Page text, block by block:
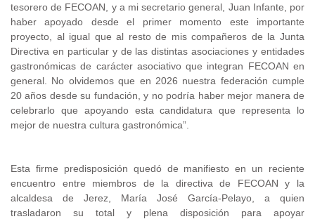
tesorero de FECOAN, y a mi secretario general, Juan Infante, por
haber apoyado desde el primer momento este importante
proyecto, al igual que al resto de mis compañeros de la Junta
Directiva en particular y de las distintas asociaciones y entidades
gastronómicas de carácter asociativo que integran FECOAN en
general. No olvidemos que en 2026 nuestra federación cumple
20 años desde su fundación, y no podría haber mejor manera de
celebrarlo que apoyando esta candidatura que representa lo
mejor de nuestra cultura gastronómica”.
Esta firme predisposición quedó de manifiesto en un reciente
encuentro entre miembros de la directiva de FECOAN y la
alcaldesa de Jerez, María José García-Pelayo, a quien
trasladaron su total y plena disposición para apoyar